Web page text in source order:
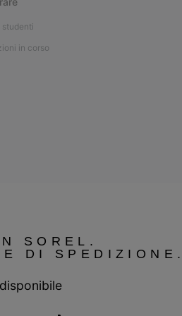
studenti
in corso
SOREL.
DI SPEDIZIONE.